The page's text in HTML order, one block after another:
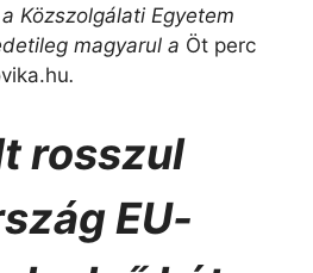
a Közszolgálati Egyetem
magyarul a Öt perc
.
rosszul
EU-